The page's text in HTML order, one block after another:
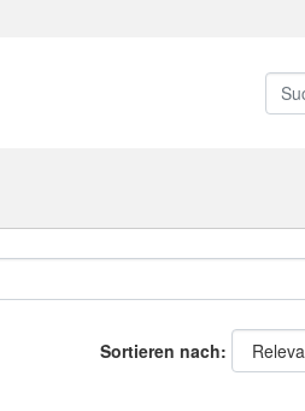
Sortieren nach